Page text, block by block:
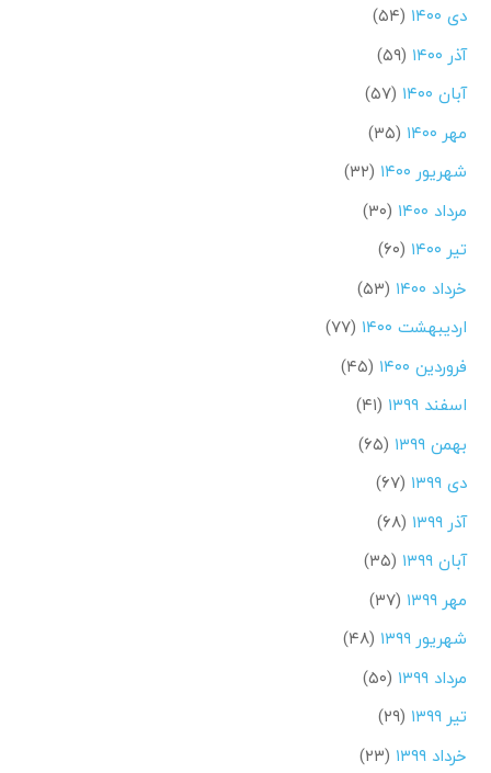
دی ۱۴۰۰
(۵۴)
آذر ۱۴۰۰
(۵۹)
آبان ۱۴۰۰
(۵۷)
مهر ۱۴۰۰
(۳۵)
شهریور ۱۴۰۰
(۳۲)
مرداد ۱۴۰۰
(۳۰)
تیر ۱۴۰۰
(۶۰)
خرداد ۱۴۰۰
(۵۳)
اردیبهشت ۱۴۰۰
(۷۷)
فروردین ۱۴۰۰
(۴۵)
اسفند ۱۳۹۹
(۴۱)
بهمن ۱۳۹۹
(۶۵)
دی ۱۳۹۹
(۶۷)
آذر ۱۳۹۹
(۶۸)
آبان ۱۳۹۹
(۳۵)
مهر ۱۳۹۹
(۳۷)
شهریور ۱۳۹۹
(۴۸)
مرداد ۱۳۹۹
(۵۰)
تیر ۱۳۹۹
(۲۹)
خرداد ۱۳۹۹
(۲۳)